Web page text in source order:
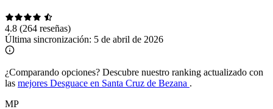
4.8 (264 reseñas)
Última sincronización: 5 de abril de 2026
¿Comparando opciones? Descubre nuestro ranking actualizado con
las mejores Desguace en Santa Cruz de Bezana .
MP